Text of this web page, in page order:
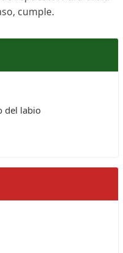
cumple.
del labio